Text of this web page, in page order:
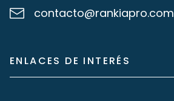
contacto@rankiapro.com
ENLACES DE INTERÉS